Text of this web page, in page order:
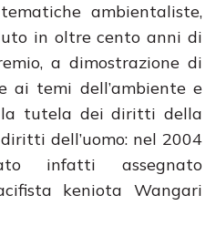
ambientaliste,
in oltre cento anni di
a dimostrazione di
ai temi dell’ambiente e
tutela dei diritti della
dell’uomo: nel 2004
infatti assegnato
keniota Wangari